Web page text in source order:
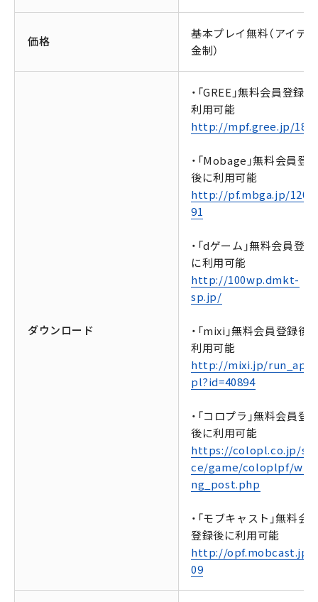
価格
基本プレイ無料（アイテ
金制）
ダウンロード
・「GREE」無料会員登録
利用可能
http://mpf.gree.jp/
・「Mobage」無料会員登
後に利用可能
http://pf.mbga.jp/
91
・「dゲーム」無料会員登
に利用可能
http://100wp.dmkt-
sp.jp/
・「mixi」無料会員登録後
利用可能
http://mixi.jp/
pl?id=40894
・「コロプラ」無料会員登
後に利用可能
https://colopl.co.jp/
ce/game/coloplpf/
ng_post.php
・「モブキャスト」無料会
登録後に利用可能
http://opf.mobcast.jp/
09